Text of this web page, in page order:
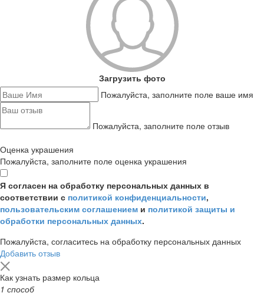
Загрузить фото
Пожалуйста, заполните поле ваше имя
Пожалуйста, заполните поле отзыв
Оценка украшения
Пожалуйста, заполните поле оценка украшения
Я согласен на обработку персональных данных в
соответствии с политикой конфиденциальности,
пользовательским соглашением и политикой защиты и
обработки персональных данных.
Пожалуйста, согласитесь на обработку персональных данных
Добавить отзыв
Как узнать размер кольца
1 способ